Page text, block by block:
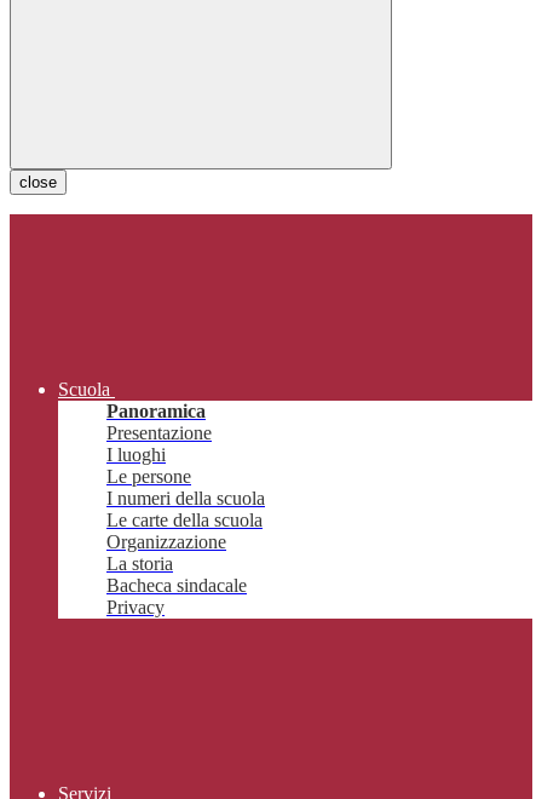
close
Scuola
Panoramica
Presentazione
I luoghi
Le persone
I numeri della scuola
Le carte della scuola
Organizzazione
La storia
Bacheca sindacale
Privacy
Servizi